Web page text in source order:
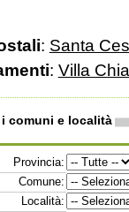
: Santa
: Villa
i comuni e località
Provincia:
Comune:
Località: